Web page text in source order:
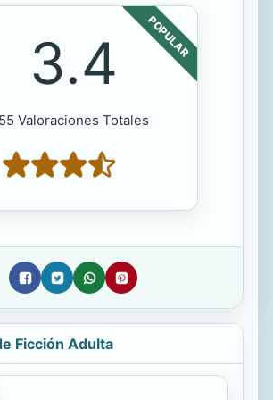
POPULAR
3.4
55 Valoraciones Totales
Ficción Adulta